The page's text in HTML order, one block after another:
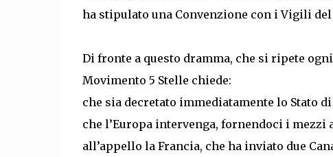
ha stipulato una Convenzione con i Vigili del
Di fronte a questo dramma, che si ripete
Movimento 5 Stelle chiede:
che sia decretato immediatamente lo Stato
che l’Europa intervenga, fornendoci i
all’appello la Francia, che ha inviato due